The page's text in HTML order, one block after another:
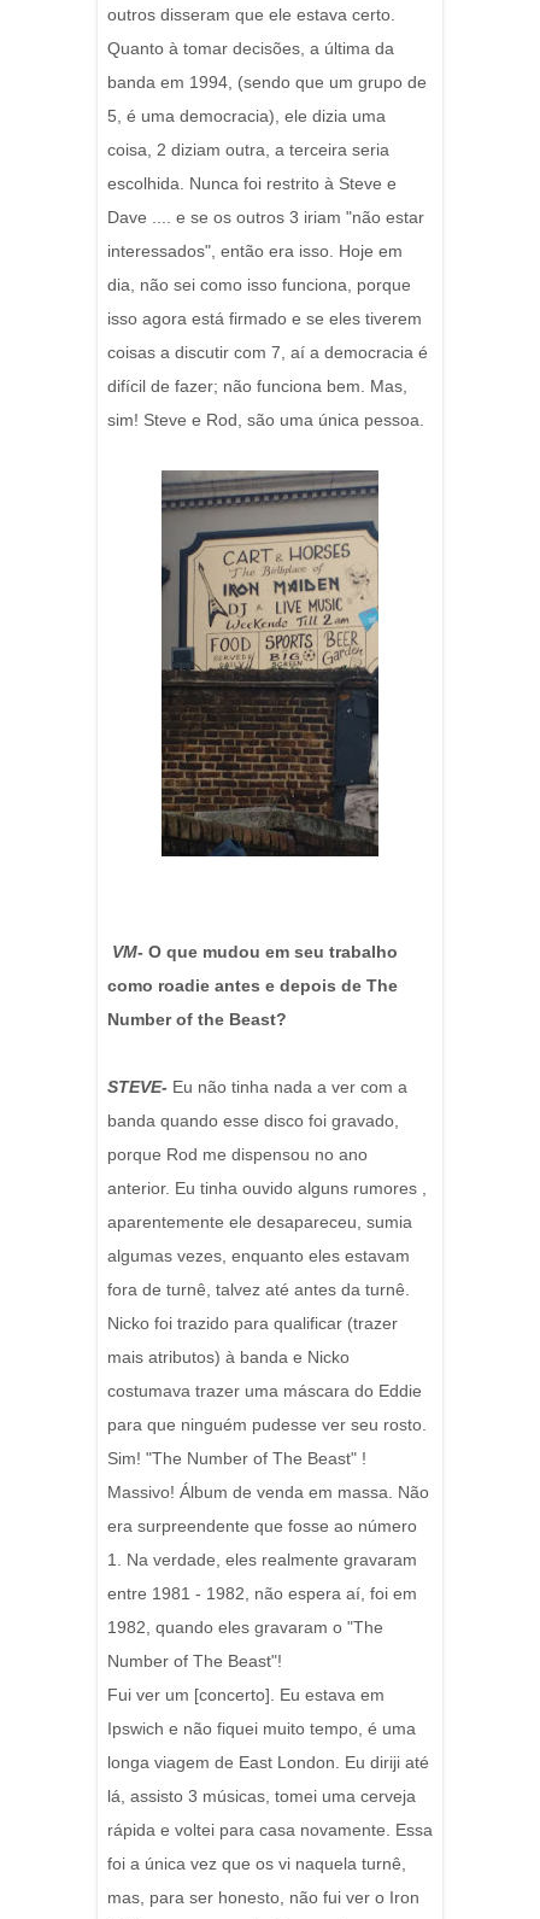
outros disseram que ele estava certo.
Quanto à tomar decisões, a última da
banda em 1994, (sendo que um grupo de
5, é uma democracia), ele dizia uma
coisa, 2 diziam outra, a terceira seria
escolhida. Nunca foi restrito à Steve e
Dave .... e se os outros 3 iriam "não estar
interessados", então era isso. Hoje em
dia, não sei como isso funciona, porque
isso agora está firmado e se eles tiverem
coisas a discutir com 7, aí a democracia é
difícil de fazer; não funciona bem. Mas,
sim! Steve e Rod, são uma única pessoa.
VM- O que mudou em seu trabalho
como roadie antes e depois de The
Number of the Beast?
STEVE- Eu não tinha nada a ver com a
banda quando esse disco foi gravado,
porque Rod me dispensou no ano
anterior. Eu tinha ouvido alguns rumores ,
aparentemente ele desapareceu, sumia
algumas vezes, enquanto eles estavam
fora de turnê, talvez até antes da turnê.
Nicko foi trazido para qualificar (trazer
mais atributos) à banda e Nicko
costumava trazer uma máscara do Eddie
para que ninguém pudesse ver seu rosto.
Sim! "The Number of The Beast" !
Massivo! Álbum de venda em massa. Não
era surpreendente que fosse ao número
1. Na verdade, eles realmente gravaram
entre 1981 - 1982, não espera aí, foi em
1982, quando eles gravaram o "The
Number of The Beast"!
Fui ver um [concerto]. Eu estava em
Ipswich e não fiquei muito tempo, é uma
longa viagem de East London. Eu diriji até
lá, assisto 3 músicas, tomei uma cerveja
rápida e voltei para casa novamente. Essa
foi a única vez que os vi naquela turnê,
mas, para ser honesto, não fui ver o Iron